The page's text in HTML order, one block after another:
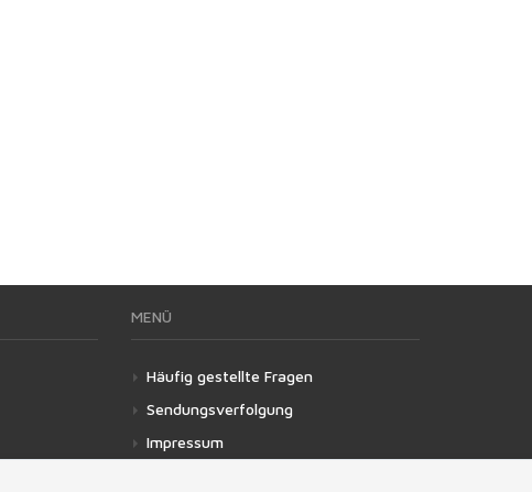
MENÜ
Häufig gestellte Fragen
Sendungsverfolgung
Impressum